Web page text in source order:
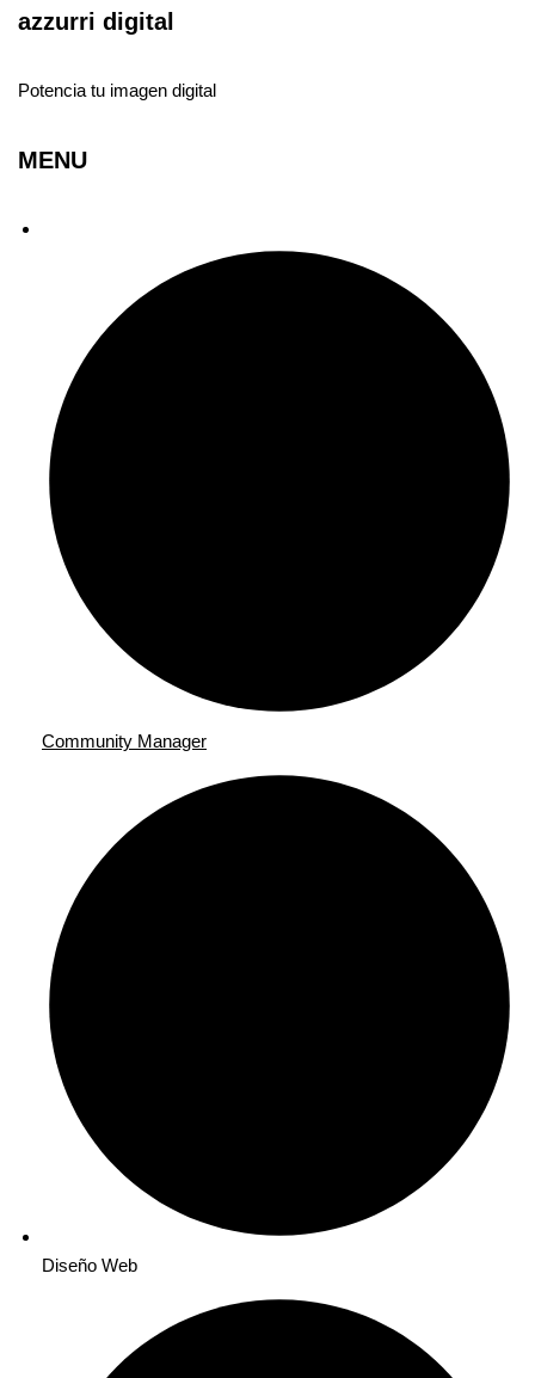
azzurri digital
Potencia tu imagen digital
MENU
Community Manager
Diseño Web